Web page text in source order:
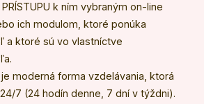
k ním vybraným on-line
ich modulom, ktoré ponúka
a ktoré sú vo vlastníctve
moderná forma vzdelávania, ktorá
7 (24 hodín denne, 7 dní v týždni).